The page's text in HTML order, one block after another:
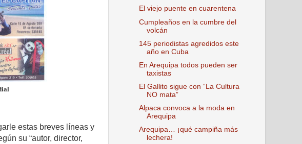
estas breves líneas y
su “autor, director,
El viejo puente en cuarentena
Cumpleaños en la cumbre del
volcán
145 periodistas agredidos este
año en Cuba
En Arequipa todos pueden ser
taxistas
El Gallito sigue con “La Cultura
NO mata”
Alpaca convoca a la moda en
Arequipa
Arequipa… ¡qué campiña más
lechera!